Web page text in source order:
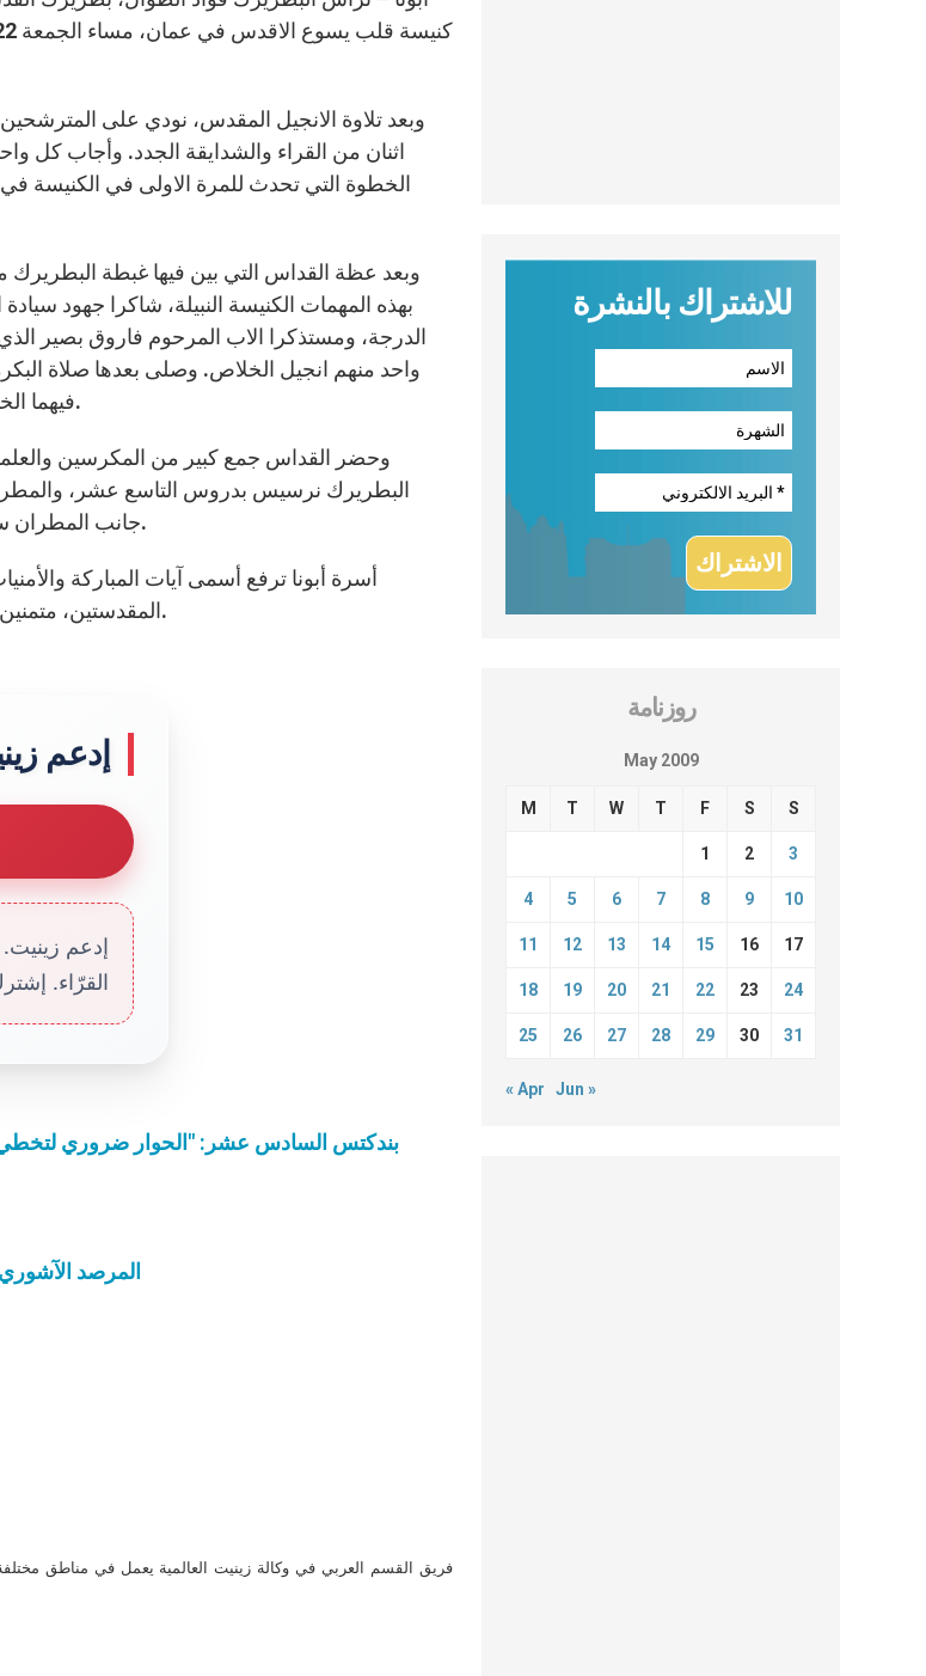
وبعد تلاوة الانجيل المقدس، نودي على
اثنان من القراء والشدايقة الجدد. وأجاب كل
الخطوة التي تحدث للمرة الاولى في الكنيسة
وبعد عظة القداس التي بين فيها غبطة البطريرك
بهذه المهمات الكنيسة النبيلة، شاكرا جهود
الدرجة، ومستذكرا الاب المرحوم فاروق بصير
واحد منهم انجيل الخلاص. وصلى بعدها صلاة
فيهما الخبز والخمر اللذين سيتحولان في القداس الى جسد الرب ودمه الكريمين.
وحضر القداس جمع كبير من المكرسين
البطريرك نرسيس بدروس التاسع عشر،
جانب المطران سليم الصايغ، مطران اللاتين في الاردن وعائلات القراء والشدايقة الجدد.
أسرة أبونا ترفع أسمى آيات المباركة
المقدستين، متمنين لهم كل خير وتوجه روحي حثيث نحو درجة الشماسية الدائمة، باذن الله.
إدعم
إدعم
القرّاء.
بندكتس السادس عشر: "الحوار ضروري لتخطي
المرصد
فريق القسم العربي في وكالة زينيت العالمية يعمل في مناطق
للاشتراك بالنشرة
روزنامة
May 2009
M T W T F S S
1 2 3
4 5 6 7 8 9 10
11 12 13 14 15 16 17
18 19 20 21 22 23 24
25 26 27 28 29 30 31
« Apr Jun »